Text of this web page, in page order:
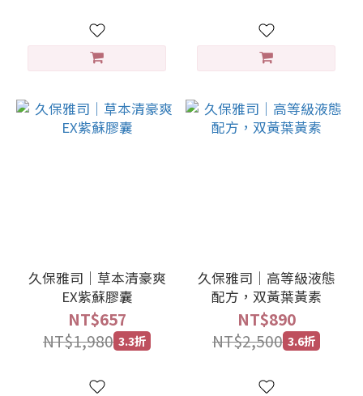
久保雅司｜草本清豪爽
EX紫蘇膠囊
NT$657
NT$1,980 3.3折
久保雅司｜高等級液態
配方，双黃葉黃素
NT$890
NT$2,500 3.6折